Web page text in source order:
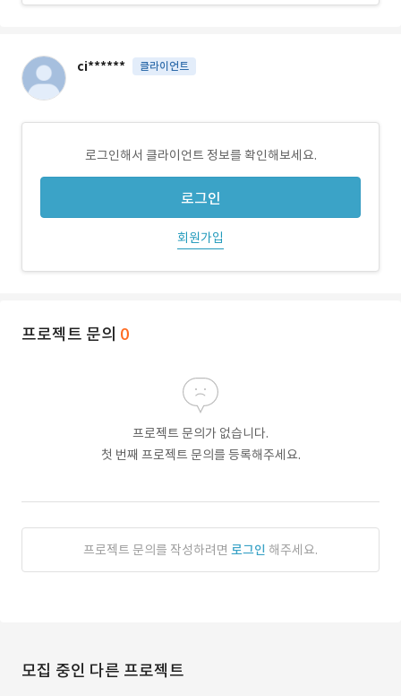
ci****** 클라이언트
로그인해서 클라이언트 정보를 확인해보세요.
로그인
회원가입
프로젝트 문의 0
프로젝트 문의가 없습니다.
첫 번째 프로젝트 문의를 등록해주세요.
프로젝트 문의를 작성하려면 로그인 해주세요.
모집 중인 다른 프로젝트